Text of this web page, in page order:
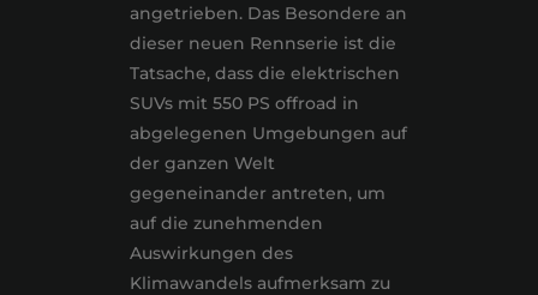
angetrieben. Das Besondere an
dieser neuen Rennserie ist die
Tatsache, dass die elektrischen
SUVs mit 550 PS offroad in
abgelegenen Umgebungen auf
der ganzen Welt
gegeneinander antreten, um
auf die zunehmenden
Auswirkungen des
Klimawandels aufmerksam zu